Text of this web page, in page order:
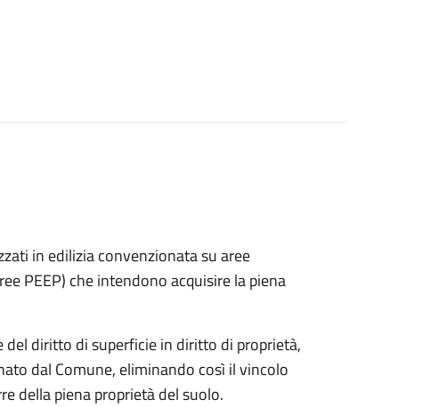
in edilizia convenzionata su aree
PEEP) che intendono acquisire la piena
diritto di superficie in diritto di proprietà,
dal Comune, eliminando così il vincolo
della piena proprietà del suolo.